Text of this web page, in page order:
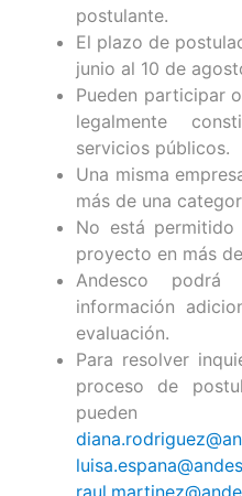
postulante.
El plazo de
junio al 10 de
Pueden participar
legalmente
servicios públicos.
Una misma
más de una
No está
proyecto en más
Andesco podrá
información
evaluación.
Para resolver
proceso de